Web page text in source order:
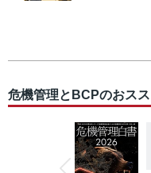
危機管理とBCPのおス